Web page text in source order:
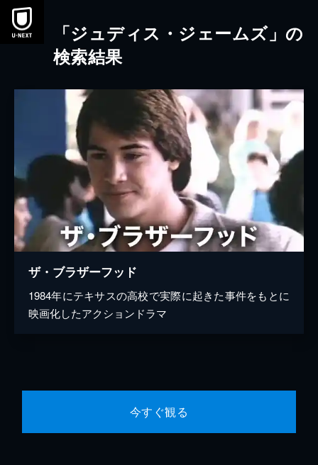
本文へスキップ
「ジュディス・ジェームズ」の
検索結果
ザ・ブラザーフッド
1984年にテキサスの高校で実際に起きた事件をもとに
映画化したアクションドラマ
今すぐ観る